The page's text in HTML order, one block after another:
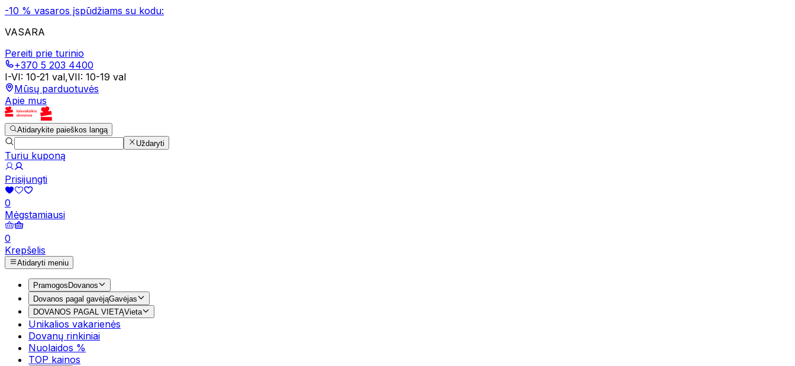
-10 % vasaros įspūdžiams su kodu:
VASARA
Pereiti prie turinio
+370 5 203 4400
I-VI: 10-21 val,VII: 10-19 val
Mūsų parduotuvės
Apie mus
Atidarykite paieškos langą
Uždaryti
Turiu kuponą
Prisijungti
0
Mėgstamiausi
0
Krepšelis
Atidaryti meniu
Pramogos Dovanos
Dovanos pagal gavėjąGavėjas
DOVANOS PAGAL VIETĄVieta
Unikalios vakarienės
Dovanų rinkiniai
Nuolaidos %
TOP kainos